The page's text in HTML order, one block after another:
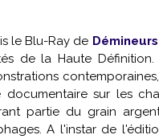
le Blu-Ray de Démineurs
de la Haute
sur les
partie du grain
A l'instar de